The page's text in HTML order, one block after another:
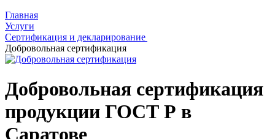
Главная
Услуги
Сертификация и декларирование
Добровольная сертификация
Добровольная сертификация
продукции ГОСТ Р в
Саратове